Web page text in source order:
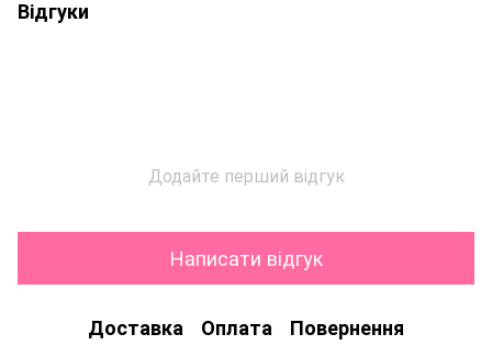
Відгуки
Додайте перший відгук
Написати відгук
Доставка Оплата Повернення